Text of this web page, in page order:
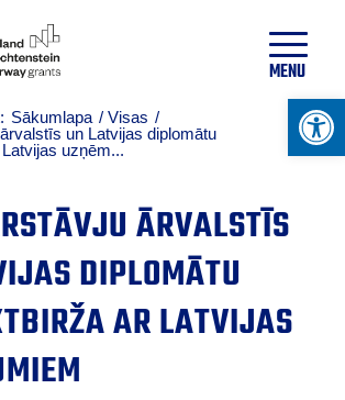
MENU
Sākumlapa / Visas /
un Latvijas diplomātu
uzņēm...
ĀRVALSTĪS
DIPLOMĀTU
AR LATVIJAS